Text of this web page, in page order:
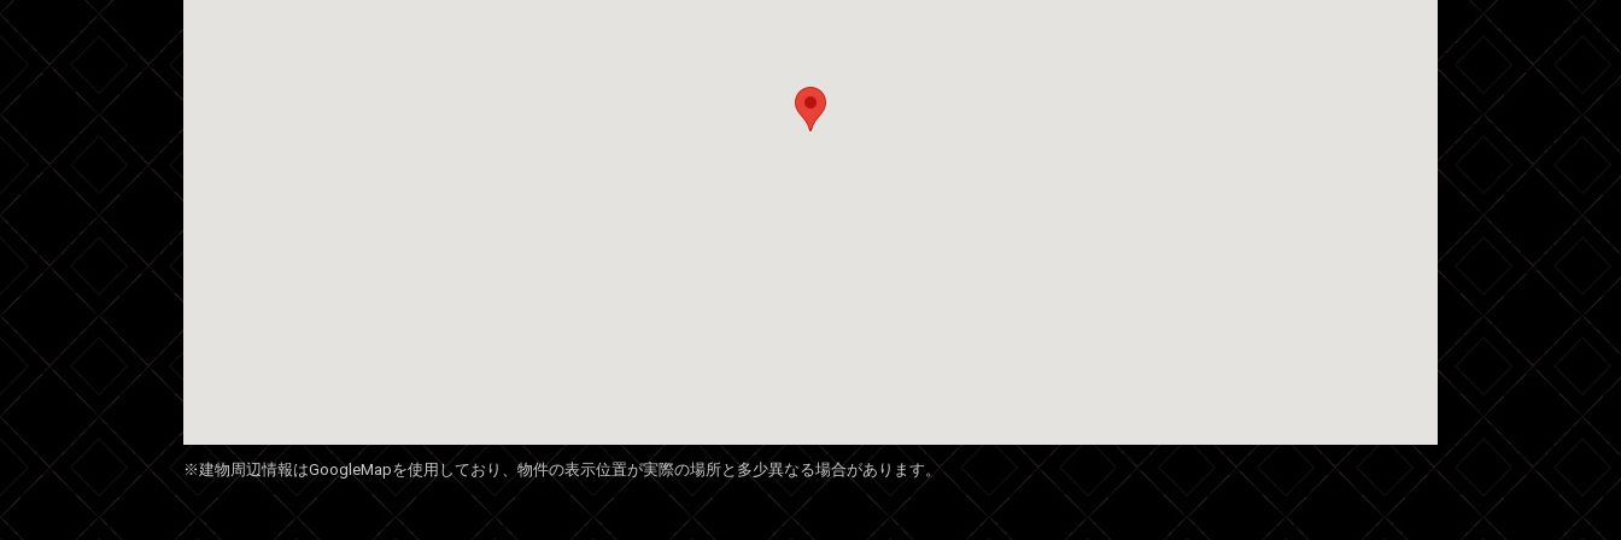
※建物周辺情報はGoogleMapを使用しており、物件の表示位置が実際の場所と多少異なる場合があります。